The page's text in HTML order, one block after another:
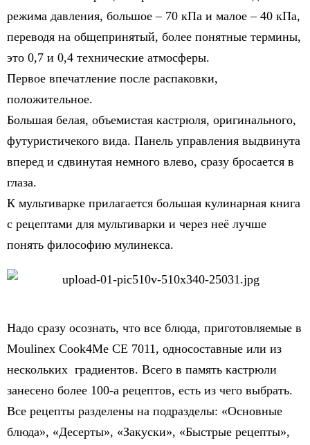
режима давления, большое – 70 кПа и малое – 40 кПа,
переводя на общепринятый, более понятные термины,
это 0,7 и 0,4 технические атмосферы.
Первое впечатление после распаковки,
положительное.
Большая белая, объемистая кастрюля, оригинального,
футуристичекого вида. Панель управления выдвинута
вперед и сдвинутая немного влево, сразу бросается в
глаза.
К мультиварке прилагается большая кулинарная книга
с рецептами для мультиварки и через неё лучше
понять философию мулинекса.
Надо сразу осознать, что все блюда, приготовляемые в
Moulinex Cook4Me CE 7011, односоставные или из
нескольких градиентов. Всего в память кастрюли
занесено более 100-а рецептов, есть из чего выбрать.
Все рецепты разделены на подразделы: «Основные
блюда», «Десерты», «Закуски», «Быстрые рецепты»,